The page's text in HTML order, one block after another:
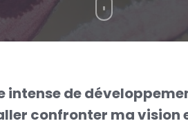
intense de
confronter ma vision